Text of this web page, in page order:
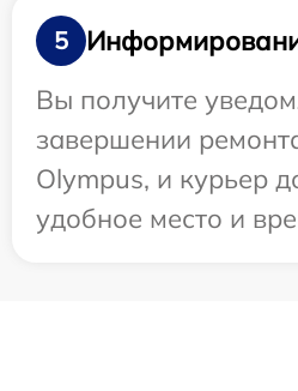
5
Вы получите
завершении
Olympus, и курьер
удобное место и